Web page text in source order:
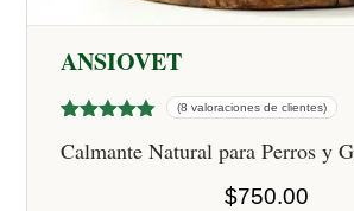
ANSIOVET
con4.75
(8 valoraciones de clientes)
Calmante Natural para Perros y
$750.00